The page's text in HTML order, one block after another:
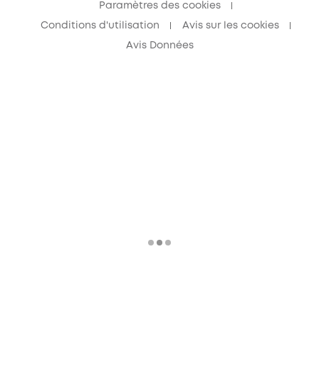
Paramètres des cookies
Conditions d'utilisation Avis sur les cookies
Avis Données